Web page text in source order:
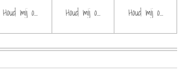
Houd mij op de hoogteHoud mij op de hoogteHoud mij op de